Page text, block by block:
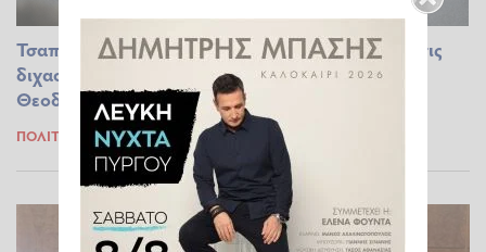
Τσαπανίδου: Ο κ. Μητσοτάκης θα καταδικάσει τις
διχαστικές και ανατριχιαστικές δηλώσεις
Θεοδωρικάκου;
ΠΟΛΙΤΙΚΆ 07.04.2023 12:57